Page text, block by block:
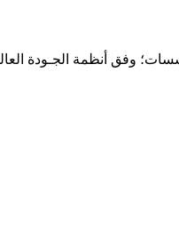
وفق أنظمة الجـودة